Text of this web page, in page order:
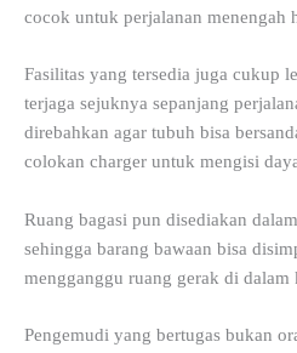
cocok untuk perjalanan menengah
Fasilitas yang tersedia juga cukup
terjaga sejuknya sepanjang
direbahkan agar tubuh bisa
colokan charger untuk mengisi
Ruang bagasi pun disediakan
sehingga barang bawaan bisa
mengganggu ruang gerak di dalam
Pengemudi yang bertugas bukan